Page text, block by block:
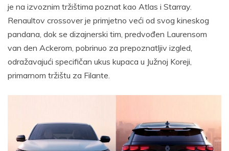
je na izvoznim tržištima poznat kao Atlas i Starray.
Renaultov crossover je primjetno veći od svog kineskog
pandana, dok se dizajnerski tim, predvođen Laurensom
van den Ackerom, pobrinuo za prepoznatljiv izgled,
odražavajući specifičan ukus kupaca u Južnoj Koreji,
primarnom tržištu za Filante.